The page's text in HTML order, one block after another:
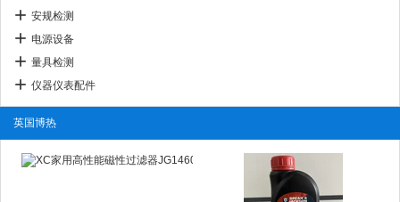
安规检测
电源设备
量具检测
仪器仪表配件
英国博热